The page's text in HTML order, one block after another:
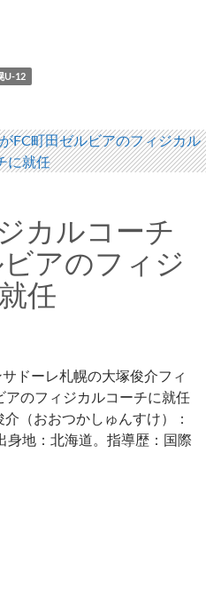
U-12
カルコーチ
アのフィジ
任
ドーレ札幌の大塚俊介フィ
アのフィジカルコーチに就任
（おおつかしゅんすけ）：
身地：北海道。指導歴：国際